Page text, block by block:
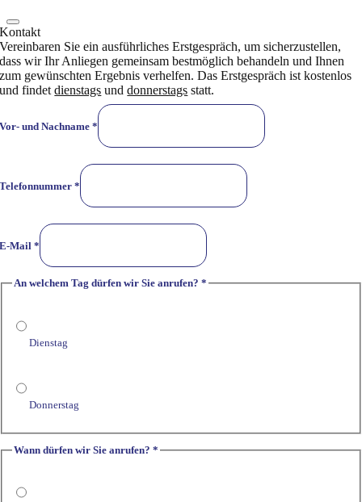
Kontakt
Vereinbaren Sie ein ausführliches Erstgespräch, um sicherzustellen,
dass wir Ihr Anliegen gemeinsam bestmöglich behandeln und Ihnen
zum gewünschten Ergebnis verhelfen. Das Erstgespräch ist kostenlos
und findetdienstags unddonnerstags statt.
Vor- und Nachname*
Telefonnummer*
E-Mail*
AnAn welchem Tag dürfen wir Sie anrufen?*
Dienstag
Donnerstag
Wann dürfen wir Sie anrufen?*